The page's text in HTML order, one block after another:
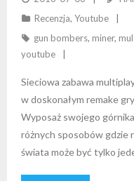
Recenzja, Youtube
gun bombers, miner,
youtube
Sieciowa zabawa
w doskonałym remake
Wyposaż swojego
różnych sposobów gdzie
świata może być tylko